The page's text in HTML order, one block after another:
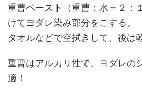
重曹ペースト（重曹：水＝２：１
けてヨダレ染み部分をこする。
タオルなどで空拭きして、後は
重曹はアルカリ性で、ヨダレの
適！